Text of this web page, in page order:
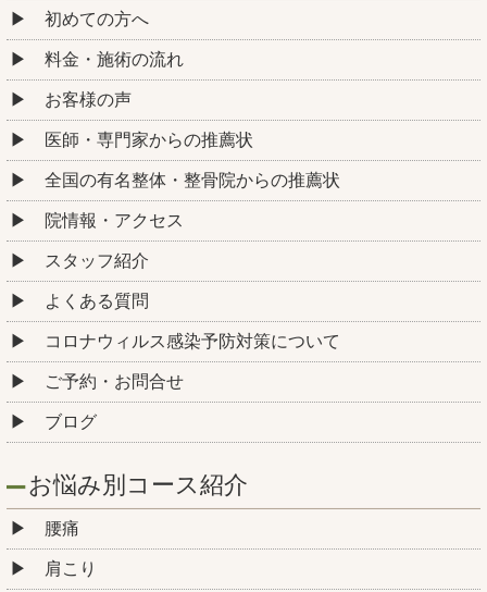
初めての方へ
料金・施術の流れ
お客様の声
医師・専門家からの推薦状
全国の有名整体・整骨院からの推薦状
院情報・アクセス
スタッフ紹介
よくある質問
コロナウィルス感染予防対策について
ご予約・お問合せ
ブログ
お悩み別コース紹介
腰痛
肩こり